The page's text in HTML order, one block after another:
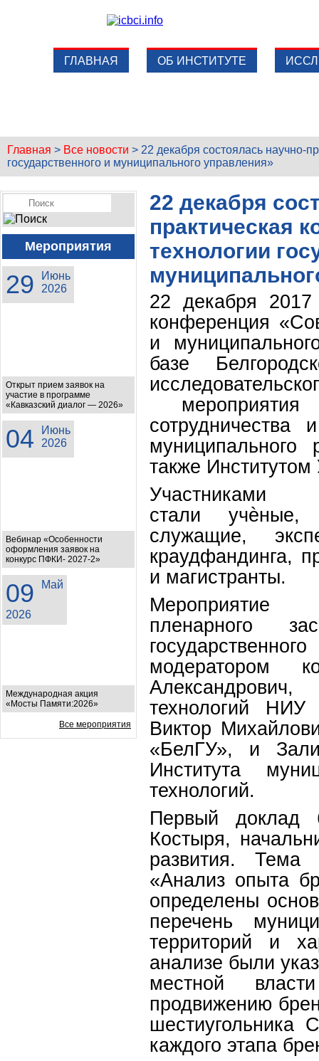
ГЛАВНАЯ ОБ ИНСТИТУТЕ
Главная > Все новости > 22 декабря состоялась научно-
государственного и муниципального управления»
Мероприятия
29
Июнь
2026
Открыт прием заявок на
участие в программе
«Кавказский диалог — 2026»
04
Июнь
2026
Вебинар «Особенности
оформления заявок на
конкурс ПФКИ- 2027-2»
09 Май
2026
Международная акция
«Мосты Памяти:2026»
Все мероприятия
22 декабря
практическая
технологии
22 декабря 2017
конференция
и
базе
мероприятия
сотрудничества
муниципального
также
Участниками
стали учѐные,
служащие,
краудфандинга,
и магистранты.
пленарного
модератором
технологий
Виктор
«БелГУ», и
Института
технологий.
Первый доклад
Костыря,
развития.
«Анализ опыта
определены
перечень
территорий и
анализе были
местной
продвижению
шестиугольника
каждого этапа